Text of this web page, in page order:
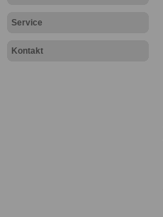
Service
Kontakt